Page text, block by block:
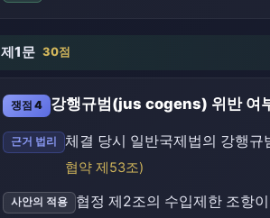
제1문 30점
쟁점 4 강행규범(jus cogens) 위반 여
근거 법리 체결 당시 일반국제법의 강행
협약 제53조)
사안의 적용
협정 제2조의 수입제한 조항